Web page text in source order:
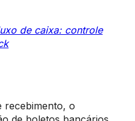
de caixa: controle
recebimento, o